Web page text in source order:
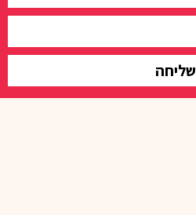
שליחה